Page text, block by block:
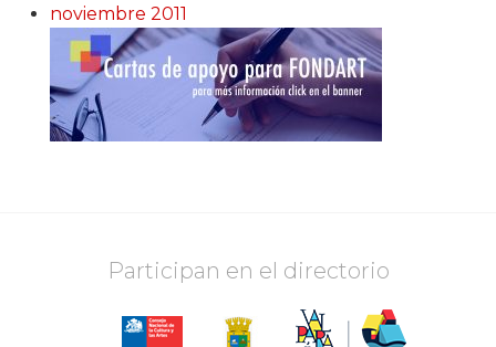
noviembre 2011
Participan en el directorio